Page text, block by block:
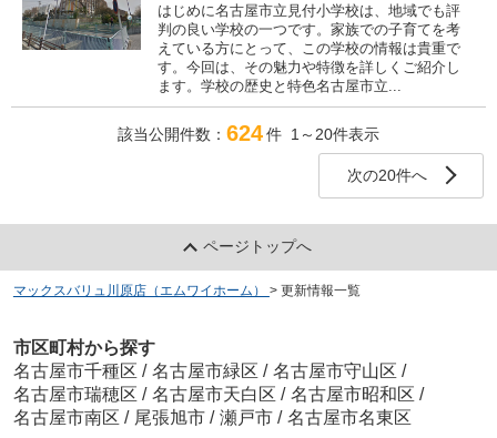
はじめに名古屋市立見付小学校は、地域でも評
判の良い学校の一つです。家族での子育てを考
えている方にとって、この学校の情報は貴重で
す。今回は、その魅力や特徴を詳しくご紹介し
ます。学校の歴史と特色名古屋市立...
該当公開件数： 624件 1～20件表示
次の20件へ
ページトップへ
マックスバリュ川原店（エムワイホーム） > 更新情報一覧
市区町村から探す
名古屋市千種区 / 名古屋市緑区 / 名古屋市守山区 /
名古屋市瑞穂区 / 名古屋市天白区 / 名古屋市昭和区 /
名古屋市南区 / 尾張旭市 / 瀬戸市 / 名古屋市名東区